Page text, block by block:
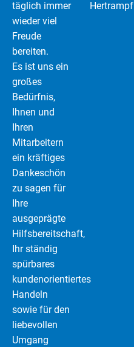
täglich immer
wieder viel
Freude
bereiten.
Es ist uns ein
großes
Bedürfnis,
Ihnen und
Ihren
Mitarbeitern
ein kräftiges
Dankeschön
zu sagen für
Ihre
ausgeprägte
Hilfsbereitschaft,
Ihr ständig
spürbares
kundenorientiertes
Handeln
sowie für den
liebevollen
Umgang
Hertrampf